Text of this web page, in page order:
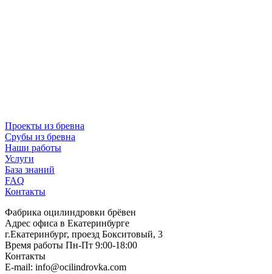
Проекты из бревна
Срубы из бревна
Наши работы
Услуги
База знаний
FAQ
Контакты
Фабрика оцилиндровки брёвен
Адрес офиса в Екатеринбурге
г.Екатеринбург, проезд Бокситовый, 3
Время работы Пн-Пт 9:00-18:00
Контакты
E-mail: info@ocilindrovka.com